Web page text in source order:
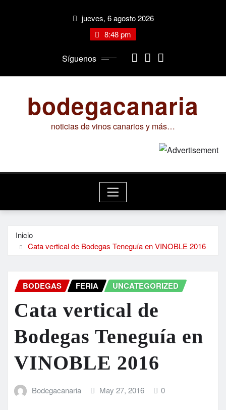
jueves, 6 agosto 2026
8:48 pm
Síguenos
bodegacanaria
noticias de vinos canarios y más…
Inicio
Cata vertical de Bodegas Teneguía en VINOBLE 2016
BODEGAS FERIA UNCATEGORIZED
Cata vertical de
Bodegas Teneguía en
VINOBLE 2016
Bodegacanaria May 27, 2016 0